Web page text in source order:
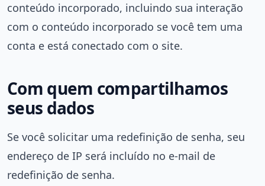
conteúdo incorporado, incluindo sua interação
com o conteúdo incorporado se você tem uma
conta e está conectado com o site.
Com quem compartilhamos
seus dados
Se você solicitar uma redefinição de senha, seu
endereço de IP será incluído no e-mail de
redefinição de senha.